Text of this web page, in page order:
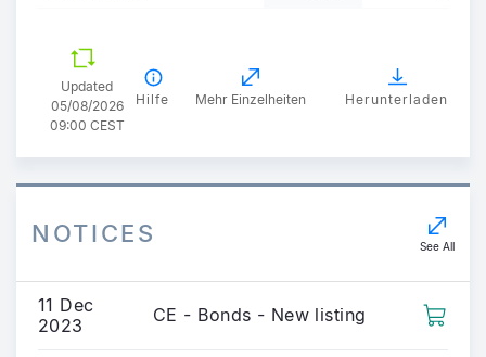
Updated
05/08/2026
09:00 CEST
Hilfe Mehr Einzelheiten Herunterladen
NOTICES See All
11 Dec
2023
CE - Bonds - New listing